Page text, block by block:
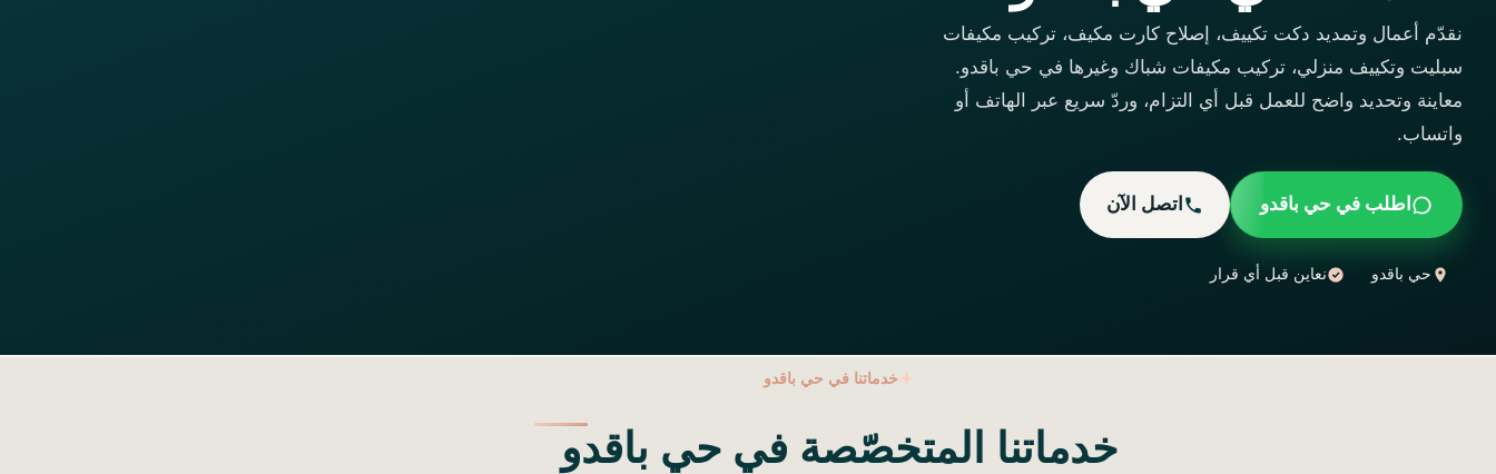
نقدّم أعمال وتمديد دكت تكييف، إصلاح كارت مكيف، تركيب مكيفات
سبليت وتكييف منزلي، تركيب مكيفات شباك وغيرها في حي باقدو.
معاينة وتحديد واضح للعمل قبل أي التزام، وردّ سريع عبر الهاتف أو
واتساب.
اطلب في حي باقدو اتصل الآن
حي باقدو نعاين قبل أي قرار
خدماتنا في حي باقدو
خدماتنا المتخصّصة في حي باقدو